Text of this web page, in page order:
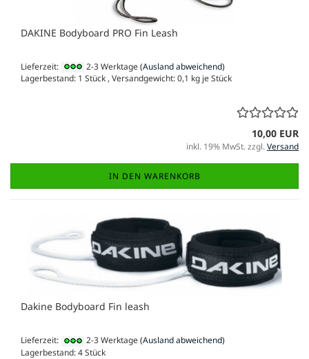
DAKINE Bodyboard PRO Fin Leash
Lieferzeit: 2-3 Werktage(Ausland abweichend)
Lagerbestand: 1 Stück , Versandgewicht:0,1 kg je Stück
10,00 EUR
inkl. 19% MwSt. zzgl.Versand
IN DEN WARENKORB
Dakine Bodyboard Fin leash
Lieferzeit: 2-3 Werktage(Ausland abweichend)
Lagerbestand: 4 Stück